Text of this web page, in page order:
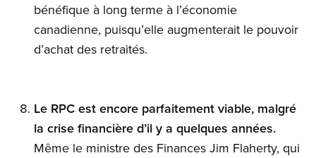
bénéfique à long terme à l’économie
canadienne, puisqu’elle augmenterait le pouvoir
d’achat des retraités.
Le RPC est encore parfaitement viable, malgré
la crise financière d’il y a quelques années.
Même le ministre des Finances Jim Flaherty, qui